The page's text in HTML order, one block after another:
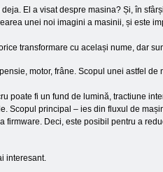
El a visat despre masina? Și, în
unei noi imagini a masinii, și este
transformare cu același nume, dar
motor, frâne. Scopul unei astfel
poate fi un fund de lumină, tractiune
Scopul principal – ies din fluxul de
Deci, este posibil pentru a
interesant.